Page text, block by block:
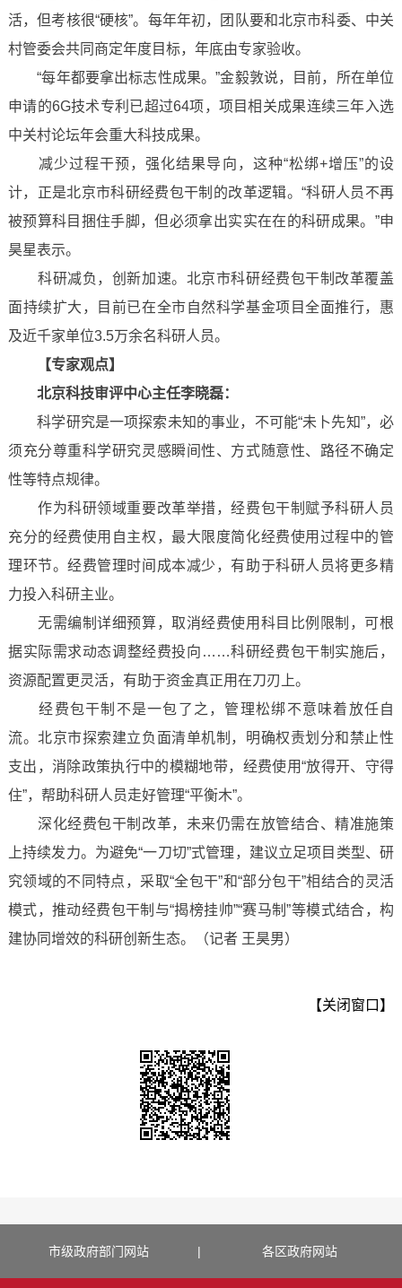
活，但考核很“硬核”。每年年初，团队要和北京市科委、中关
村管委会共同商定年度目标，年底由专家验收。
“每年都要拿出标志性成果。”金毅敦说，目前，所在单位
申请的6G技术专利已超过64项，项目相关成果连续三年入选
中关村论坛年会重大科技成果。
减少过程干预，强化结果导向，这种“松绑+增压”的设
计，正是北京市科研经费包干制的改革逻辑。“科研人员不再
被预算科目捆住手脚，但必须拿出实实在在的科研成果。”申
昊星表示。
科研减负，创新加速。北京市科研经费包干制改革覆盖
面持续扩大，目前已在全市自然科学基金项目全面推行，惠
及近千家单位3.5万余名科研人员。
【专家观点】
北京科技审评中心主任李晓磊：
科学研究是一项探索未知的事业，不可能“未卜先知”，必
须充分尊重科学研究灵感瞬间性、方式随意性、路径不确定
性等特点规律。
作为科研领域重要改革举措，经费包干制赋予科研人员
充分的经费使用自主权，最大限度简化经费使用过程中的管
理环节。经费管理时间成本减少，有助于科研人员将更多精
力投入科研主业。
无需编制详细预算，取消经费使用科目比例限制，可根
据实际需求动态调整经费投向……科研经费包干制实施后，
资源配置更灵活，有助于资金真正用在刀刃上。
经费包干制不是一包了之，管理松绑不意味着放任自
流。北京市探索建立负面清单机制，明确权责划分和禁止性
支出，消除政策执行中的模糊地带，经费使用“放得开、守得
住”，帮助科研人员走好管理“平衡木”。
深化经费包干制改革，未来仍需在放管结合、精准施策
上持续发力。为避免“一刀切”式管理，建议立足项目类型、研
究领域的不同特点，采取“全包干”和“部分包干”相结合的灵活
模式，推动经费包干制与“揭榜挂帅”“赛马制”等模式结合，构
建协同增效的科研创新生态。（记者 王昊男）
【关闭窗口】
市级政府部门网站 | 各区政府网站